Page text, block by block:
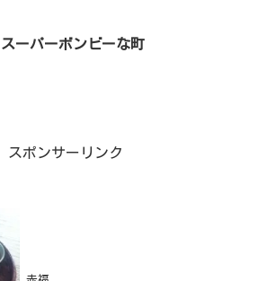
スーパーボンビーな町
スポンサーリンク